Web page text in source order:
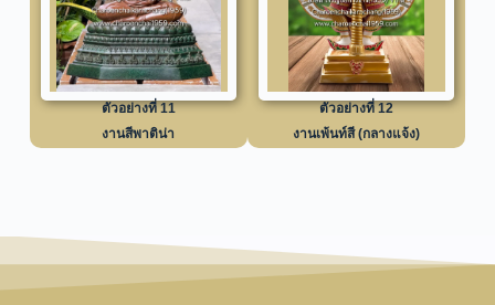
ตัวอย่างที่ 11
งานสีพาติน่า
ตัวอย่างที่ 12
งานเพ้นท์สี (กลางแจ้ง)